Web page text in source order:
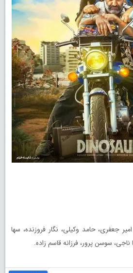
جعفری، حامد وکیلی، نگار فروزنده، سها
سوسن پرور، فرزانه قاسم زاده.